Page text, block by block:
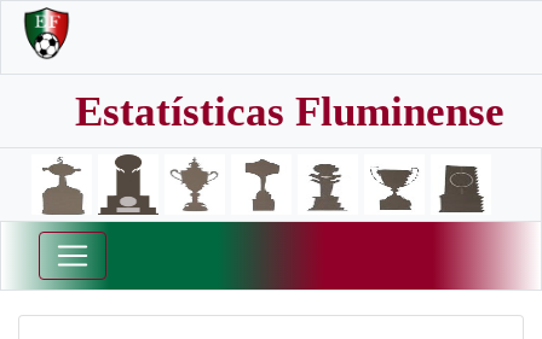
Estatísticas Fluminense